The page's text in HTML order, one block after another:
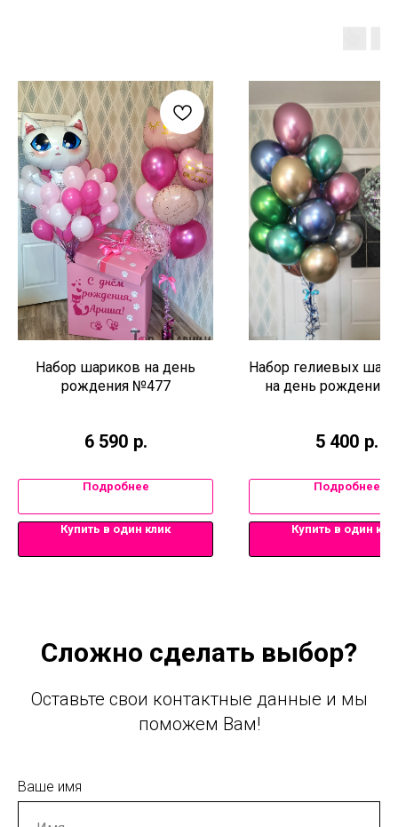
Набор шариков на день
рождения №477
6 590 р.
Подробнее
Купить в один клик
Набор гелиевых
на день рождения
5 400 р.
Подробнее
Купить в один
Сложно сделать выбор?
Оставьте свои контактные данные и мы
поможем Вам!
Ваше имя